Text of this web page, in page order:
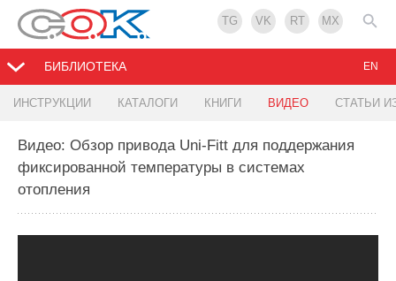
TG VK RT MX
БИБЛИОТЕКА
ИНСТРУКЦИИ КАТАЛОГИ КНИГИ ВИДЕО СТАТЬИ
EN
Видео: Обзор привода Uni-Fitt для поддержания
фиксированной температуры в системах
отопления